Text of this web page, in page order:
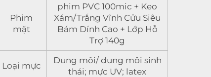
Phim
mặt
phim PVC 100mic + Keo
Xám/Trắng Vĩnh Cửu Siêu
Bám Dính Cao + Lớp Hỗ
Trợ 140g
Loại mực
Dung môi/ dung môi sinh
thái; mực UV; latex